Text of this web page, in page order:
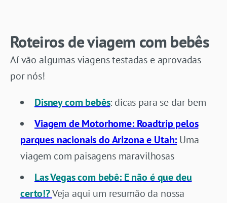
Roteiros de viagem com bebês
Aí vão algumas viagens testadas e aprovadas
por nós!
Disney com bebês: dicas para se dar bem
Viagem de Motorhome: Roadtrip pelos
parques nacionais do Arizona e Utah: Uma
viagem com paisagens maravilhosas
Las Vegas com bebê: E não é que deu
certo!?Veja aqui um resumão da nossa